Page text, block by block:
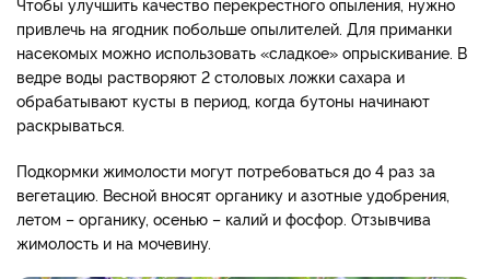
привлечь на ягодник побольше опылителей. Для приманки
насекомых можно использовать «сладкое» опрыскивание. В
ведре воды растворяют 2 столовых ложки сахара и
обрабатывают кусты в период, когда бутоны начинают
раскрываться.
Подкормки жимолости могут потребоваться до 4 раз за
вегетацию. Весной вносят органику и азотные удобрения,
летом – органику, осенью – калий и фосфор. Отзывчива
жимолость и на мочевину.